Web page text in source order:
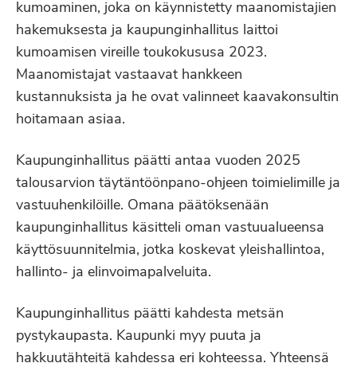
kumoaminen, joka on käynnistetty maanomistajien
hakemuksesta ja kaupunginhallitus laittoi
kumoamisen vireille toukokususa 2023.
Maanomistajat vastaavat hankkeen
kustannuksista ja he ovat valinneet kaavakonsultin
hoitamaan asiaa.
Kaupunginhallitus päätti antaa vuoden 2025
talousarvion täytäntöönpano-ohjeen toimielimille ja
vastuuhenkilöille. Omana päätöksenään
kaupunginhallitus käsitteli oman vastuualueensa
käyttösuunnitelmia, jotka koskevat yleishallintoa,
hallinto- ja elinvoimapalveluita.
Kaupunginhallitus päätti kahdesta metsän
pystykaupasta. Kaupunki myy puuta ja
hakkuutähteitä kahdessa eri kohteessa. Yhteensä